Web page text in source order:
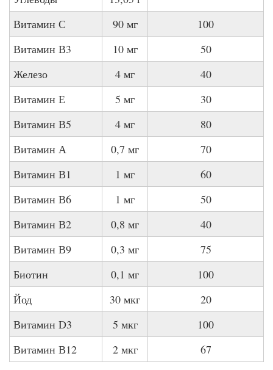
Витамин С
90 мг
100
Витамин В3
10 мг
50
Железо
4 мг
40
Витамин Е
5 мг
30
Витамин В5
4 мг
80
Витамин А
0,7 мг
70
Витамин В1
1 мг
60
Витамин В6
1 мг
50
Витамин В2
0,8 мг
40
Витамин В9
0,3 мг
75
Биотин
0,1 мг
100
Йод
30 мкг
20
Витамин D3
5 мкг
100
Витамин В12
2 мкг
67